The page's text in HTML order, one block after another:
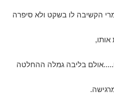
הקשיבה לו בשקט ולא סיפרה
בליבה גמלה ההחלטה